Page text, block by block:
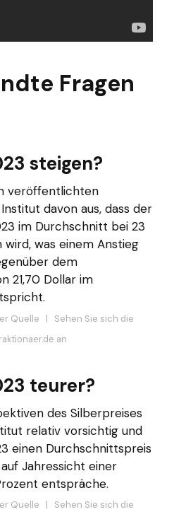
Fragen
steigen?
veröffentlichten
davon aus, dass der
im Durchschnitt bei 23
wird, was einem Anstieg
dem
21,70 Dollar im
Quelle | Sehen Sie sich die
an
teurer?
des Silberpreises
relativ vorsichtig und
einen Durchschnittspreis
Jahressicht einer
entspräche.
Quelle | Sehen Sie sich die